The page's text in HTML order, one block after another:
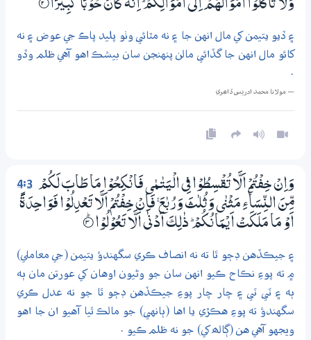
وَلَا تَاْكُلُوْٓا اَمْوَالَھُمْ اِلٰٓى اَمْوَالِكُمْ ۭ اِنَّهٗ كَانَ حُوْبًا كَبِيْرًا 2‏۝
۽ ڏيو يتيمن کي مال انهن جا ۽ نه مٽائي وٺو پليد پاڪ جي عوض ۽ نه
کائو مال انهن جا گڏائي مالن پنهنجن سان بيشڪ اهو آهي ظلم وڏو
.
— مولانا محمد ادريس ڏاھري
4:3
وَاِنْ خِفْتُمْ اَلَّا تُقْسِطُوْا فِي الْيَتٰـمٰى فَانْكِحُوْا مَا طَابَ لَكُمْ
مِّنَ النِّسَاۗءِ مَثْنٰى وَثُلٰثَ وَرُبٰعَ ۚ فَاِنْ خِفْتُمْ اَلَّا تَعْدِلُوْا فَوَاحِدَةً
اَوْ مَا مَلَكَتْ اَيْـمَانُكُمْ ۭ ذٰلِكَ اَدْنٰٓى اَلَّا تَعُوْلُوْا
3‏۝ۭ
۽ جيڪڏهن ڊڄو ٿا ته نه انصاف ڪري سگهندؤ يتيمن (جي معاملي)
۾ ته پوءِ نڪاح ڪيو انهن سان جو وڻيون اوهان کي عورتن مان ٻه
ٻه ۽ ٽي ٽي ۽ چار چار پوءِ جيڪڏهن ڊڄو ٿا جو نه عدل ڪري
سگهندؤ ته پوءِ هڪڙي يا اها (ٻانهي) جو مالڪ ٿيا آهيو ان جا اهو
ويجهو آهي هن (ڳالھ کي) جو نه ظلم ڪيو .